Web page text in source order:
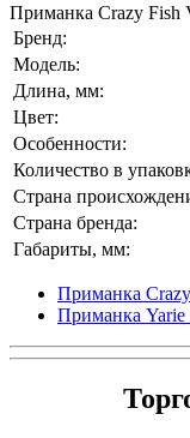
Приманка Crazy Fish
Бренд:
Модель:
Длина, мм:
Цвет:
Особенности:
Количество в
Страна
Страна бренда:
Габариты, мм:
Приманка
Приманка